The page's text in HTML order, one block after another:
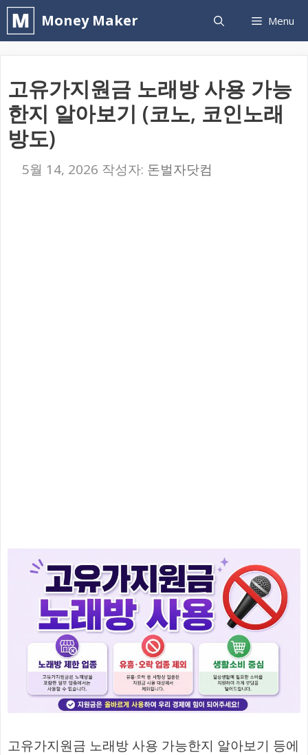
컨
텐
건
너
뛰
Money Maker Menu
고유가지원금 노래방 사용 가능
한지 알아보기 (코노, 코인노래
방도)
5월 14, 2026 작성자: 돈벌자닷컴
고유가지원금 노래방 사용 가능한지 알아보기 등에